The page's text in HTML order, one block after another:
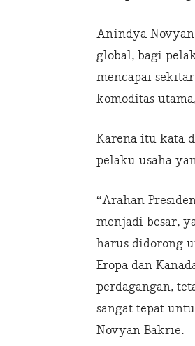
Anindya
global, bagi
mencapai
komoditas
Karena itu kata
pelaku usaha
“Arahan
menjadi besar,
harus didorong
Eropa dan
perdagangan,
sangat tepat
Novyan Bakrie.